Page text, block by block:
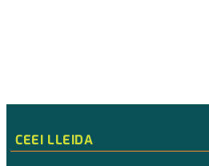
CEEI LLEIDA